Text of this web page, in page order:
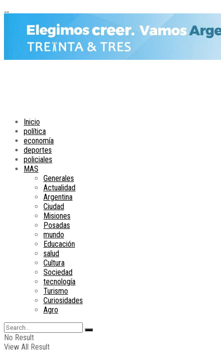
Inicio
política
economía
deportes
policiales
MAS
Generales
Actualidad
Argentina
Ciudad
Misiones
Posadas
mundo
Educación
salud
Cultura
Sociedad
tecnología
Turismo
Curiosidades
Agro
No Result
View All Result